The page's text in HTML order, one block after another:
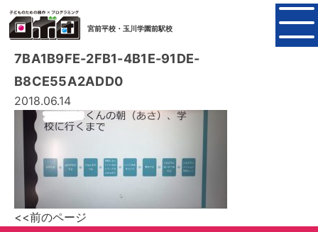
宮前平校・玉川学園前駅校
7BA1B9FE-2FB1-4B1E-91DE-
B8CE55A2ADD0
2018.06.14
<<前のページ